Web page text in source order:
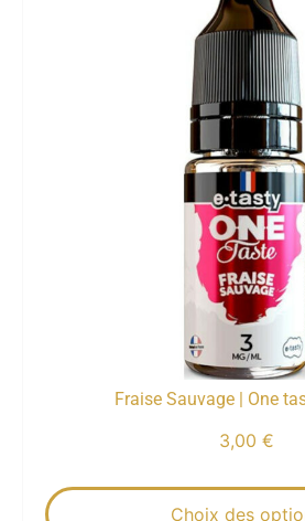
Fraise Sauvage | One
3,00 €
Choix des